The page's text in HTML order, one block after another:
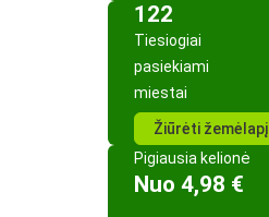
122
Tiesiogiai
pasiekiami
miestai
Žiūrėti žemėlapį
Pigiausia kelionė
Nuo 4,98 €